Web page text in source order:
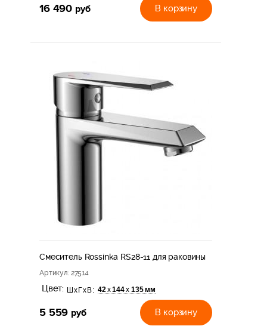
16 490 руб В корзину
Смеситель Rossinka RS28-11 для раковины
Артикул: 27514
Цвет: ШхГхВ: 42 х 144х 135 мм
5 559 руб В корзину